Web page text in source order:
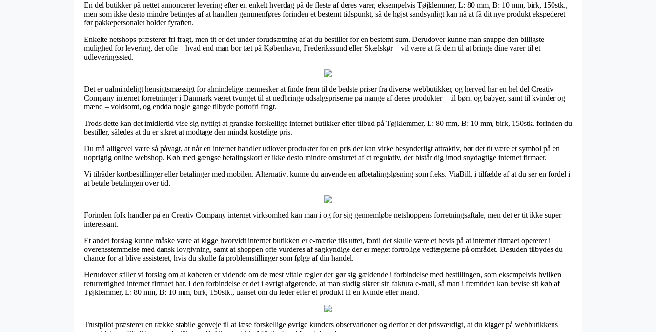
En del butikker på nettet annoncerer levering efter en enkelt hverdag på de fleste af deres varer, eksempelvis Tøjklemmer, L: 80 mm, B: 10 mm, birk, 150stk.,
men som ikke desto mindre betinges af at handlen gemmenføres forinden et bestemt tidspunkt, så de højst sandsynligt kan nå at få dit nye produkt ekspederet
før pakkepersonalet holder fyraften.
Enkelte netshops præsterer fri fragt, men tit er det under forudsætning af at du bestiller for en bestemt sum. Derudover kunne man snuppe den billigste
mulighed for levering, der ofte – hvad end man bor tæt på København, Frederikssund eller Skælskør – vil være at få dem til at bringe dine varer til et
udleveringssted.
Det er ualmindeligt hensigtsmæssigt for almindelige mennesker at finde frem til de bedste priser fra diverse webbutikker, og herved har en hel del Creativ
Company internet forretninger i Danmark været tvunget til at nedbringe udsalgspriserne på mange af deres produkter – til børn og babyer, samt til kvinder og
mænd – voldsomt, og endda nogle gange tilbyde portofri fragt.
Trods dette kan det imidlertid vise sig nyttigt at granske forskellige internet butikker efter tilbud på Tøjklemmer, L: 80 mm, B: 10 mm, birk, 150stk. forinden du
bestiller, således at du er sikret at modtage den mindst kostelige pris.
Du må alligevel være så påvagt, at når en internet handler udlover produkter for en pris der kan virke besynderligt attraktiv, bør det tit være et symbol på en
uoprigtig online webshop. Køb med gængse betalingskort er ikke desto mindre omsluttet af et regulativ, der bistår dig imod snydagtige internet firmaer.
Vi tilråder kortbestillinger eller betalinger med mobilen. Alternativt kunne du anvende en afbetalingsløsning som f.eks. ViaBill, i tilfælde af at du ser en fordel i
at betale betalingen over tid.
Forinden folk handler på en Creativ Company internet virksomhed kan man i og for sig gennemløbe netshoppens forretningsaftale, men det er tit ikke super
interessant.
Et andet forslag kunne måske være at kigge hvorvidt internet butikken er e-mærke tilsluttet, fordi det skulle være et bevis på at internet firmaet opererer i
overensstemmelse med dansk lovgivning, samt at shoppen ofte vurderes af sagkyndige der er meget fortrolige vedtægterne på området. Desuden tilbydes du
chance for at blive assisteret, hvis du skulle få problemstillinger som følge af din handel.
Herudover stiller vi forslag om at køberen er vidende om de mest vitale regler der gør sig gældende i forbindelse med bestillingen, som eksempelvis hvilken
returrettighed internet firmaet har. I den forbindelse er det i øvrigt afgørende, at man stadig sikrer sin faktura e-mail, så man i fremtiden kan bevise sit køb af
Tøjklemmer, L: 80 mm, B: 10 mm, birk, 150stk., uanset om du leder efter et produkt til en kvinde eller mand.
Trustpilot præsterer en række stabile genveje til at læse forskellige øvrige kunders observationer og derfor er det prisværdigt, at du kigger på webbutikkens